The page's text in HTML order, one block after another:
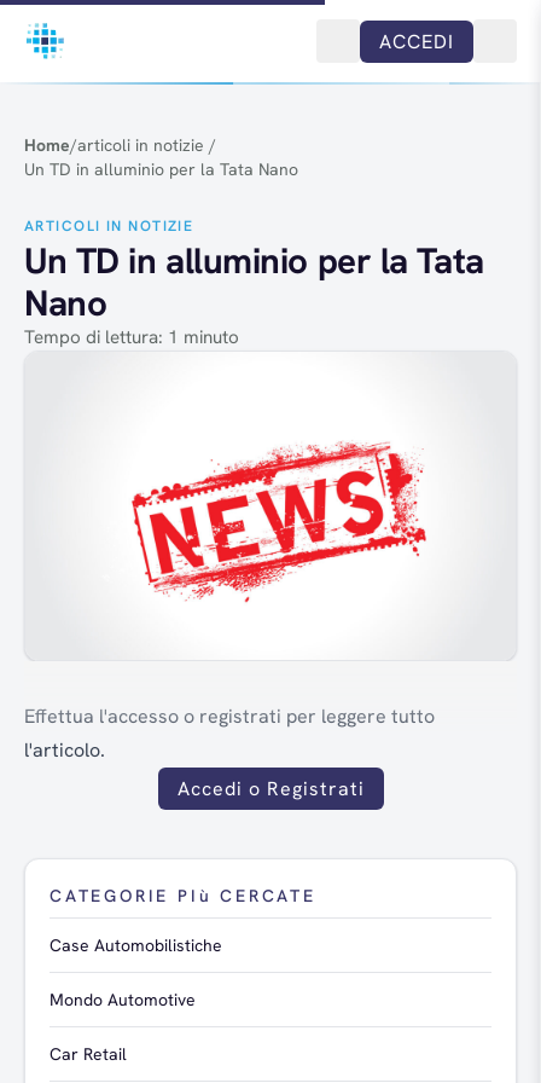
Salta al contenuto
ACCEDI
Home/articoli in notizie /
Un TD in alluminio per la Tata Nano
ARTICOLI IN NOTIZIE
Un TD in alluminio per la Tata
Nano
Tempo di lettura: 1 minuto
Effettua l'accesso o registrati per leggere tutto
l'articolo.
Accedi o Registrati
CATEGORIE PIù CERCATE
Case Automobilistiche
Mondo Automotive
Car Retail